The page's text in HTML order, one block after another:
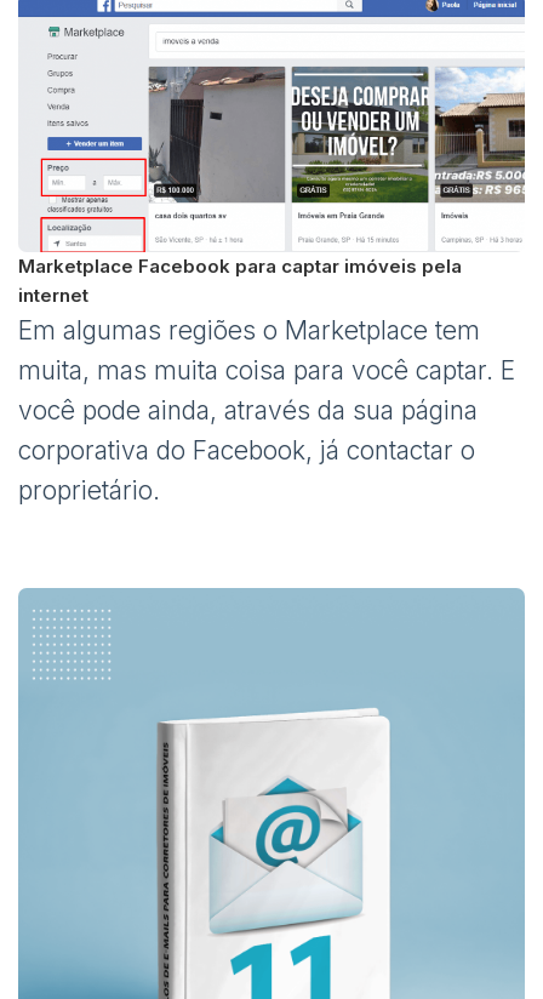
Marketplace Facebook para captar imóveis pela
internet
Em algumas regiões o Marketplace tem
muita, mas muita coisa para você captar. E
você pode ainda, através da sua página
corporativa do Facebook, já contactar o
proprietário.